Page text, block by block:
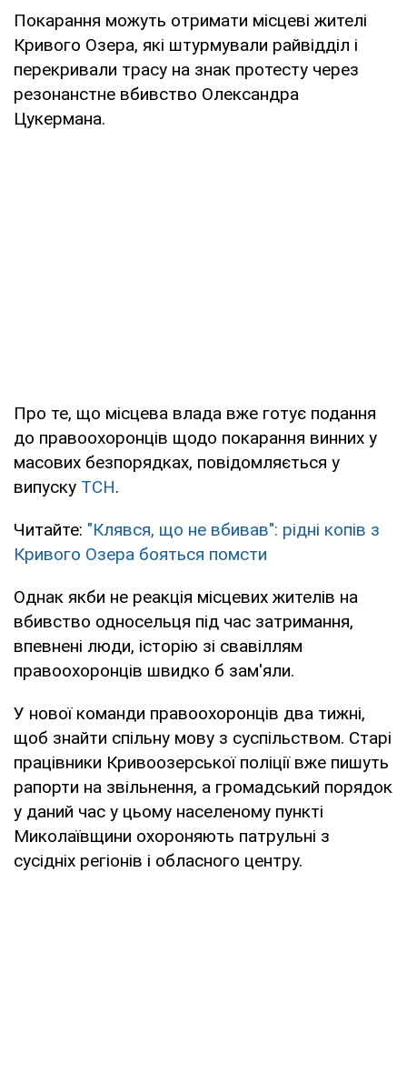
Покарання можуть отримати місцеві жителі
Кривого Озера, які штурмували райвідділ і
перекривали трасу на знак протесту через
резонанстне вбивство Олександра
Цукермана.
Про те, що місцева влада вже готує подання
до правоохоронців щодо покарання винних у
масових безпорядках, повідомляється у
випуску ТСН.
Читайте: "Клявся, що не вбивав": рідні копів з
Кривого Озера бояться помсти
Однак якби не реакція місцевих жителів на
вбивство односельця під час затримання,
впевнені люди, історію зі свавіллям
правоохоронців швидко б зам'яли.
У нової команди правоохоронців два тижні,
щоб знайти спільну мову з суспільством. Старі
працівники Кривоозерської поліції вже пишуть
рапорти на звільнення, а громадський порядок
у даний час у цьому населеному пункті
Миколаївщини охороняють патрульні з
сусідніх регіонів і обласного центру.